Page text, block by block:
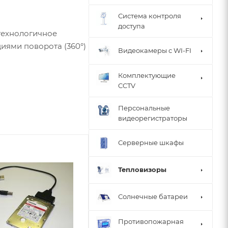
поворота (360°)
секторах обзора с
Система контроля
доступа
Видеокамеры с WI-FI
Комплектующие
CCTV
Персональные
видеорегистраторы
Серверные шкафы
Тепловизоры
Солнечные батареи
Противопожарная